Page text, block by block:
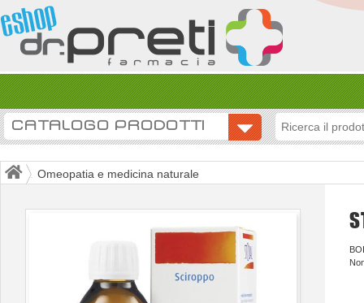
CATALOGO PRODOTTI
Omeopatia e medicina naturale